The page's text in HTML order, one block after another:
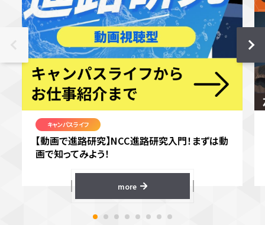
キャンパスライフ
【動画で進路研究】NCC進路研究入門！まずは動
画で知ってみよう！
more